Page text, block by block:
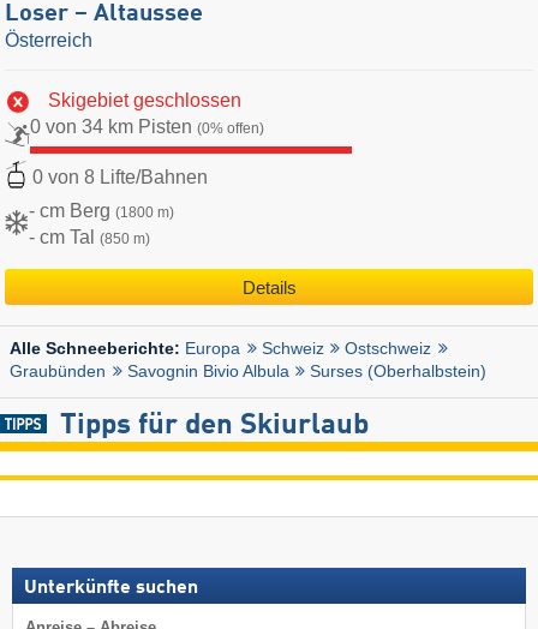
Loser – Altaussee
Österreich
Skigebiet geschlossen
0 von 34 km Pisten (0% offen)
0 von 8 Lifte/Bahnen
- cm Berg (1800 m)
- cm Tal (850 m)
Details
Alle Schneeberichte: Europa Schweiz
Ostschweiz
Graubünden
Savognin Bivio Albula Surses (Oberhalbstein)
Tipps für den Skiurlaub
Unterkünfte suchen